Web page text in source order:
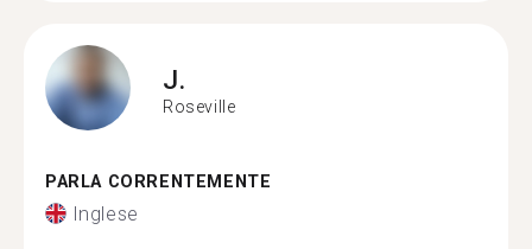
J.
Roseville
PARLA CORRENTEMENTE
Inglese